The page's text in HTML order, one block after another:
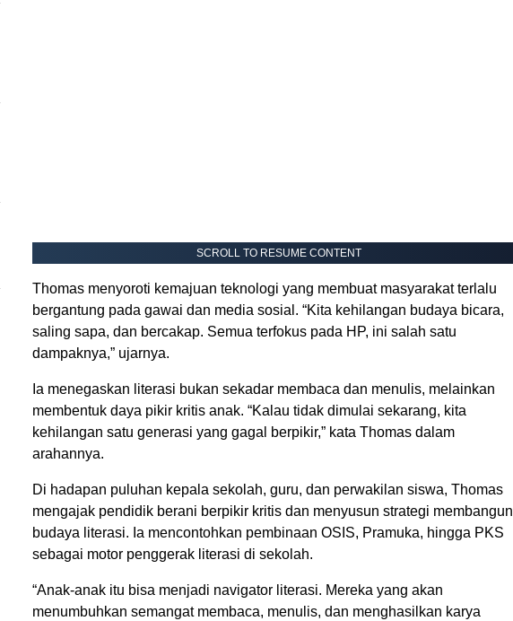
SCROLL TO RESUME CONTENT
Thomas menyoroti kemajuan teknologi yang membuat masyarakat terlalu
bergantung pada gawai dan media sosial. “Kita kehilangan budaya bicara,
saling sapa, dan bercakap. Semua terfokus pada HP, ini salah satu
dampaknya,” ujarnya.
Ia menegaskan literasi bukan sekadar membaca dan menulis, melainkan
membentuk daya pikir kritis anak. “Kalau tidak dimulai sekarang, kita
kehilangan satu generasi yang gagal berpikir,” kata Thomas dalam
arahannya.
Di hadapan puluhan kepala sekolah, guru, dan perwakilan siswa, Thomas
mengajak pendidik berani berpikir kritis dan menyusun strategi membangun
budaya literasi. Ia mencontohkan pembinaan OSIS, Pramuka, hingga PKS
sebagai motor penggerak literasi di sekolah.
“Anak-anak itu bisa menjadi navigator literasi. Mereka yang akan
menumbuhkan semangat membaca, menulis, dan menghasilkan karya